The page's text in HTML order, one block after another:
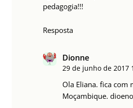
pedagogia!!!
Resposta
Dionne
29 de junho de 2017
Ola Eliana. fica com
Moçambique.